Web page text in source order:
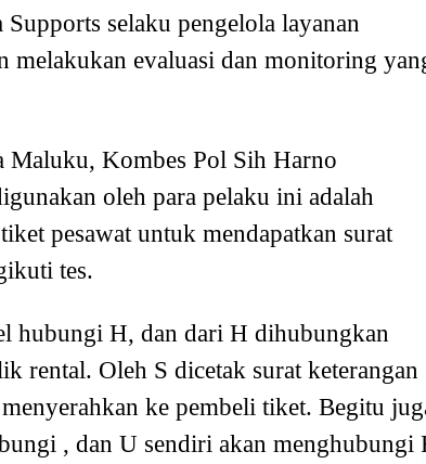
selaku pengelola layanan
melakukan evaluasi dan monitoring
Kombes Pol Sih Harno
oleh para pelaku ini adalah
pesawat untuk mendapatkan surat
tes.
hubungi H, dan dari H dihubungkan
rental. Oleh S dicetak surat keterangan
ke pembeli tiket. Begitu
, dan U sendiri akan menghubungi